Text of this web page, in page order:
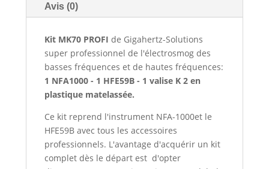
Avis (0)
Kit MK70 PROFIde Gigahertz-Solutions
super professionnel de l'électrosmog des
basses fréquences et de hautes fréquences:
1 NFA1000 - 1 HFE59B - 1 valise K 2 en
plastique matelassée.
Ce kit reprend l'instrument NFA-1000et le
HFE59B avec tous les accessoires
professionnels. L'avantage d'acquérir un kit
complet dès le départ est d'opter